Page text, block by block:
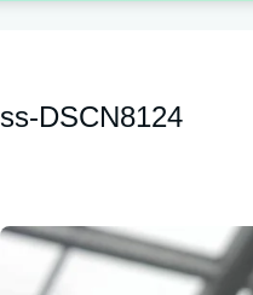
ss-DSCN8124